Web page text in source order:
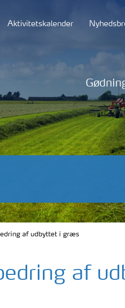
Aktivitetskalender
af udbyttet i græs
af